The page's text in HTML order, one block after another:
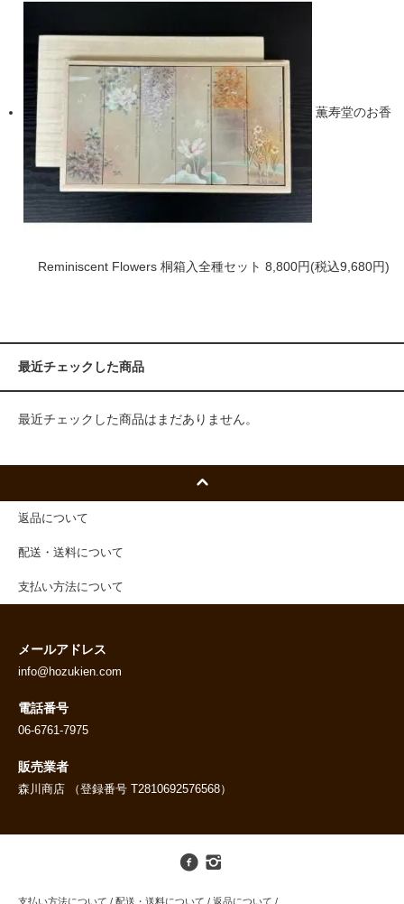
薫寿堂のお香
Reminiscent Flowers 桐箱入全種セット 8,800円(税込9,680円)
最近チェックした商品
最近チェックした商品はまだありません。
返品について
配送・送料について
支払い方法について
メールアドレス
info@hozukien.com
電話番号
06-6761-7975
販売業者
森川商店 （登録番号 T2810692576568）
支払い方法について / 配送・送料について / 返品について /